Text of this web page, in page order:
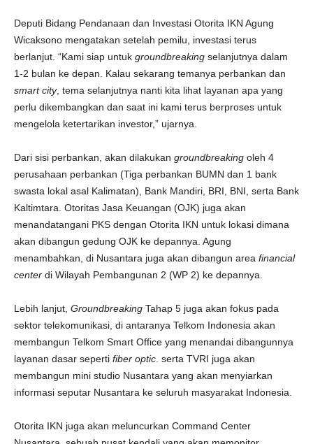
Deputi Bidang Pendanaan dan Investasi Otorita IKN Agung
Wicaksono mengatakan setelah pemilu, investasi terus
berlanjut. “Kami siap untuk groundbreaking selanjutnya dalam
1-2 bulan ke depan. Kalau sekarang temanya perbankan dan
smart city, tema selanjutnya nanti kita lihat layanan apa yang
perlu dikembangkan dan saat ini kami terus berproses untuk
mengelola ketertarikan investor,” ujarnya.
Dari sisi perbankan, akan dilakukan groundbreaking oleh 4
perusahaan perbankan (Tiga perbankan BUMN dan 1 bank
swasta lokal asal Kalimatan), Bank Mandiri, BRI, BNI, serta Bank
Kaltimtara. Otoritas Jasa Keuangan (OJK) juga akan
menandatangani PKS dengan Otorita IKN untuk lokasi dimana
akan dibangun gedung OJK ke depannya. Agung
menambahkan, di Nusantara juga akan dibangun area financial
center di Wilayah Pembangunan 2 (WP 2) ke depannya.
Lebih lanjut, Groundbreaking Tahap 5 juga akan fokus pada
sektor telekomunikasi, di antaranya Telkom Indonesia akan
membangun Telkom Smart Office yang menandai dibangunnya
layanan dasar seperti fiber optic . serta TVRI juga akan
membangun mini studio Nusantara yang akan menyiarkan
informasi seputar Nusantara ke seluruh masyarakat Indonesia.
Otorita IKN juga akan meluncurkan Command Center